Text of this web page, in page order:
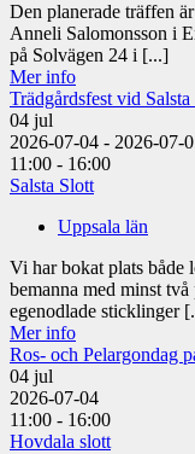
Den planerade träffen
Anneli Salomonsson i
på Solvägen 24 i [...]
Mer info
Trädgårdsfest vid
04 jul
2026-07-04 - 2026-
11:00 - 16:00
Salsta Slott
Uppsala län
Vi har bokat plats både
bemanna med minst
egenodlade sticklinger
Mer info
Ros- och Pelargondag
04 jul
2026-07-04
11:00 - 16:00
Hovdala slott